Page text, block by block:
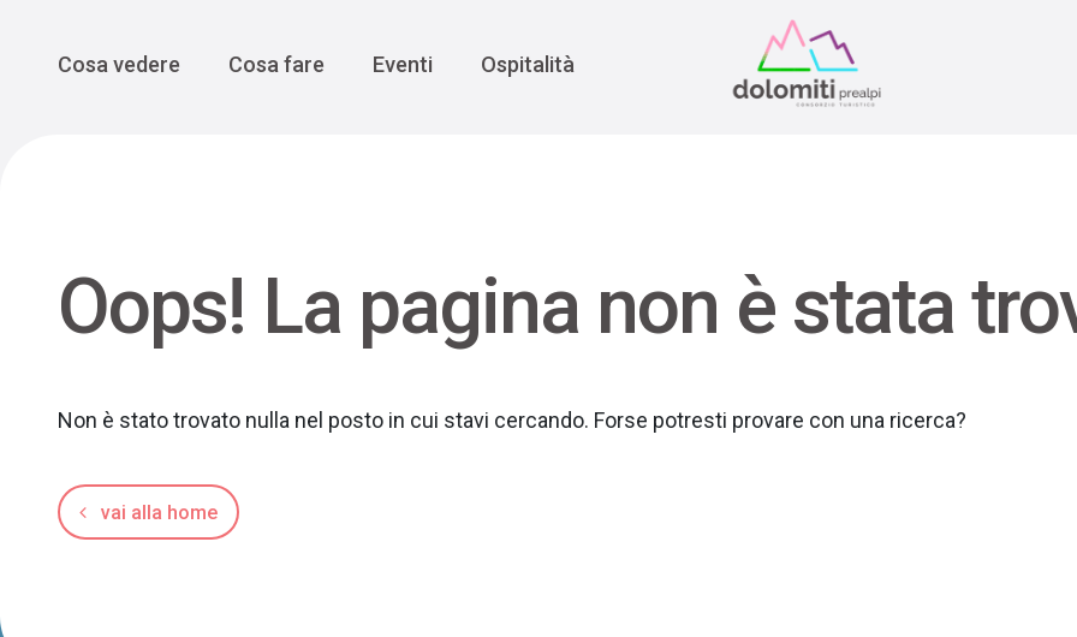
Main Navigation
Cosa vedere Cosa fare Eventi Ospitalità
Oops! La pagina non è stata
Non è stato trovato nulla nel posto in cui stavi cercando. Forse potresti provare con una ricerca?
vai alla home